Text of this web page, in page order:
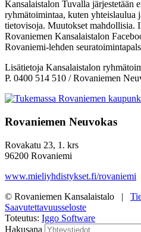
Kansalaistalon Tuvalla järjestetään
ryhmätoimintaa, kuten yhteislaulua
tietovisoja. Muutokset mahdollisia.
Rovaniemen Kansalaistalon
Rovaniemi-lehden
Lisätietoja Kansalaistalon
P. 0400 514 510 / Rovaniemen
Rovaniemen Neuvokas
Rovakatu 23, 1. krs
96200 Rovaniemi
www.mieliyhdistykset.fi/rovaniemi
© Rovaniemen Kansalaistalo |
Saavutettavuusseloste
Toteutus: Iggo Software
Hakusana